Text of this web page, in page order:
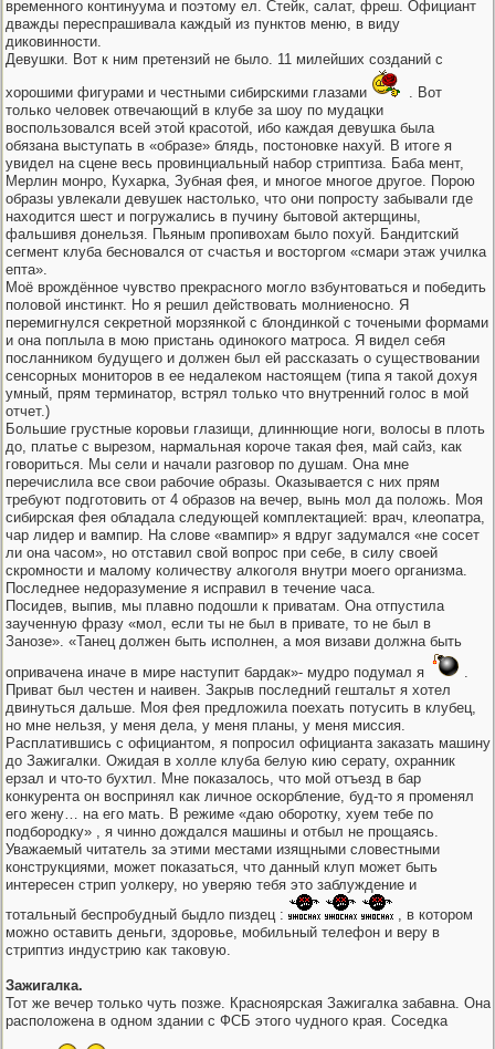
временного континуума и поэтому ел. Стейк, салат, фреш. Официант
дважды переспрашивала каждый из пунктов меню, в виду
диковинности.
Девушки. Вот к ним претензий не было. 11 милейших созданий с
хорошими фигурами и честными сибирскими глазами
. Вот
только человек отвечающий в клубе за шоу по мудацки
воспользовался всей этой красотой, ибо каждая девушка была
обязана выступать в «образе» блядь, постоновке нахуй. В итоге я
увидел на сцене весь провинциальный набор стриптиза. Баба мент,
Мерлин монро, Кухарка, Зубная фея, и многое многое другое. Порою
образы увлекали девушек настолько, что они попросту забывали где
находится шест и погружались в пучину бытовой актерщины,
фальшивя донельзя. Пьяным пропивохам было похуй. Бандитский
сегмент клуба бесновался от счастья и восторгом «смари этаж училка
епта».
Моё врождённое чувство прекрасного могло взбунтоваться и победить
половой инстинкт. Но я решил действовать молниеносно. Я
перемигнулся секретной морзянкой с блондинкой с точеными формами
и она поплыла в мою пристань одинокого матроса. Я видел себя
посланником будущего и должен был ей рассказать о существовании
сенсорных мониторов в ее недалеком настоящем (типа я такой дохуя
умный, прям терминатор, встрял только что внутренний голос в мой
отчет.)
Большие грустные коровьи глазищи, длиннющие ноги, волосы в плоть
до, платье с вырезом, нармальная короче такая фея, май сайз, как
говориться. Мы сели и начали разговор по душам. Она мне
перечислила все свои рабочие образы. Оказывается с них прям
требуют подготовить от 4 образов на вечер, вынь мол да положь. Моя
сибирская фея обладала следующей комплектацией: врач, клеопатра,
чар лидер и вампир. На слове «вампир» я вдруг задумался «не сосет
ли она часом», но отставил свой вопрос при себе, в силу своей
скромности и малому количеству алкоголя внутри моего организма.
Последнее недоразумение я исправил в течение часа.
Посидев, выпив, мы плавно подошли к приватам. Она отпустила
заученную фразу «мол, если ты не был в привате, то не был в
Занозе». «Танец должен быть исполнен, а моя визави должна быть
опривачена иначе в мире наступит бардак»- мудро подумал я
.
Приват был честен и наивен. Закрыв последний гештальт я хотел
двинуться дальше. Моя фея предложила поехать потусить в клубец,
но мне нельзя, у меня дела, у меня планы, у меня миссия.
Расплатившись с официантом, я попросил официанта заказать машину
до Зажигалки. Ожидая в холле клуба белую кию серату, охранник
ерзал и что-то бухтил. Мне показалось, что мой отъезд в бар
конкурента он воспринял как личное оскорбление, буд-то я променял
его жену… на его мать. В режиме «даю оборотку, хуем тебе по
подбородку» , я чинно дождался машины и отбыл не прощаясь.
Уважаемый читатель за этими местами изящными словестными
конструкциями, может показаться, что данный клуп может быть
интересен стрип уолкеру, но уверяю тебя это заблуждение и
тотальный беспробудный быдло пиздец :
, в котором
можно оставить деньги, здоровье, мобильный телефон и веру в
стриптиз индустрию как таковую.
Зажигалка.
Тот же вечер только чуть позже. Красноярская Зажигалка забавна. Она
расположена в одном здании с ФСБ этого чудного края. Соседка